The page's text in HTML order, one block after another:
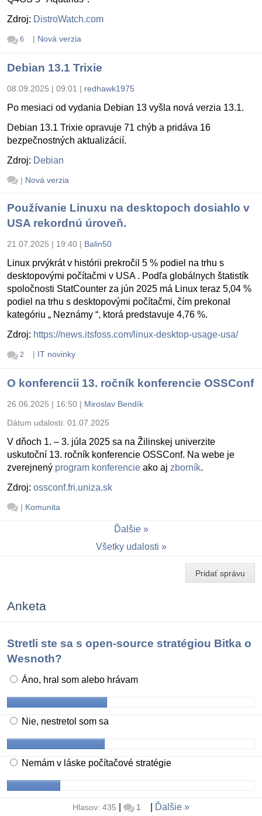
Zdroj: DistroWatch.com
6 | Nová verzia
Debian 13.1 Trixie
08.09.2025 | 09:01 | redhawk1975
Po mesiaci od vydania Debian 13 vyšla nová verzia 13.1.
Debian 13.1 Trixie opravuje 71 chýb a pridáva 16
bezpečnostných aktualizácií.
Zdroj: Debian
| Nová verzia
Používanie Linuxu na desktopoch dosiahlo v
USA rekordnú úroveň.
21.07.2025 | 19:40 | Balin50
Linux prvýkrát v histórii prekročil 5 % podiel na trhu s
desktopovými počítačmi v USA . Podľa globálnych štatistík
spoločnosti StatCounter za jún 2025 má Linux teraz 5,04 %
podiel na trhu s desktopovými počítačmi, čím prekonal
kategóriu „ Neznámy “, ktorá predstavuje 4,76 %.
Zdroj: https://news.itsfoss.com/linux-desktop-usage-usa/
2 | IT novinky
O konferencii 13. ročník konferencie OSSConf
26.06.2025 | 16:50 | Miroslav Bendík
Dátum udalosti: 01.07.2025
V dňoch 1. – 3. júla 2025 sa na Žilinskej univerzite
uskutoční 13. ročník konferencie OSSConf. Na webe je
zverejnený program konferencie ako aj zborník.
Zdroj: ossconf.fri.uniza.sk
| Komunita
Ďalšie
Všetky udalosti
Pridať správu
Anketa
Stretli ste sa s open-source stratégiou Bitka o
Wesnoth?
Áno, hral som alebo hrávam
Nie, nestretol som sa
Nemám v láske počítačové stratégie
Hlasov: 435 1 Ďalšie